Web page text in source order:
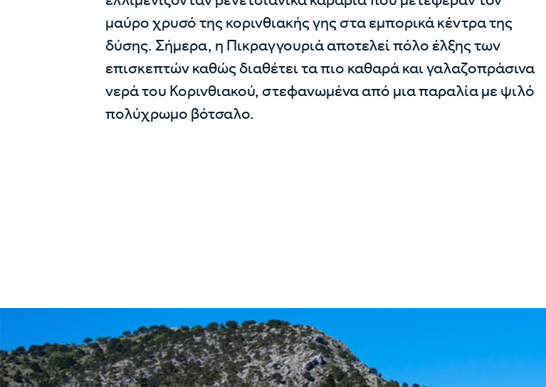
μαύρο χρυσό της κορινθιακής γης στα εμπορικά κέντρα της
δύσης. Σήμερα, η Πικραγγουριά αποτελεί πόλο έλξης των
επισκεπτών καθώς διαθέτει τα πιο καθαρά και γαλαζοπράσινα
νερά του Κορινθιακού, στεφανωμένα από μια παραλία με ψιλό
πολύχρωμο βότσαλο.